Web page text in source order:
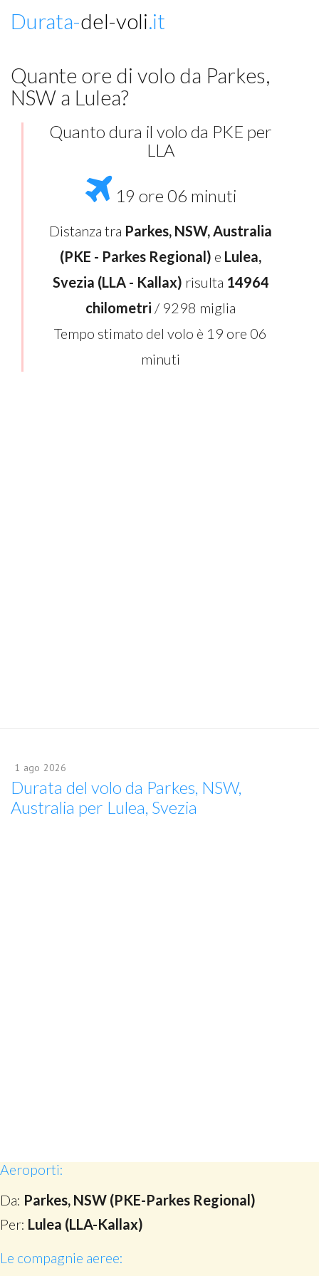
Durata-del-voli.it
Quante ore di volo da Parkes,
NSW a Lulea?
Quanto dura il volo da PKE per
LLA
19 ore 06 minuti
Distanza tra Parkes, NSW, Australia
(PKE - Parkes Regional) e Lulea,
Svezia (LLA - Kallax) risulta 14964
chilometri / 9298 miglia
Tempo stimato del volo è 19 ore 06
minuti
1 ago 2026
Durata del volo da Parkes, NSW,
Australia per Lulea, Svezia
Aeroporti:
Da: Parkes, NSW (PKE-Parkes Regional)
Per: Lulea (LLA-Kallax)
Le compagnie aeree: